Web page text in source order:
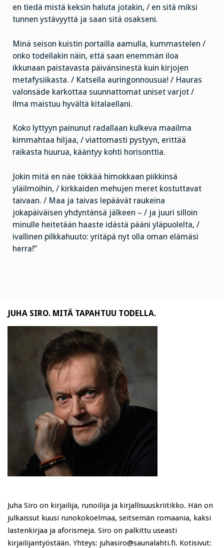
en tiedä mistä keksin haluta jotakin, / en sitä miksi
tunnen ystävyyttä ja saan sitä osakseni.
Minä seison kuistin portailla aamulla, kummastelen /
onko todellakin näin, että saan enemmän iloa
ikkunaan paistavasta päivänsinestä kuin kirjojen
metafysiikasta. / Katsella auringonnousua! / Hauras
valonsäde karkottaa suunnattomat uniset varjot /
ilma maistuu hyvältä kitalaellani.
Koko lyttyyn painunut radallaan kulkeva maailma
kimmahtaa hiljaa, / viattomasti pystyyn, erittää
raikasta huurua, kääntyy kohti horisonttia.
Jokin mitä en näe tökkää himokkaan piikkinsä
yläilmoihin, / kirkkaiden mehujen meret kostuttavat
taivaan. / Maa ja taivas lepäävät raukeina
jokapäiväisen yhdyntänsä jälkeen – / ja juuri silloin
minulle heitetään haaste idästä pääni yläpuolelta, /
ivallinen pilkkahuuto: yritäpä nyt olla oman elämäsi
herra!”
JUHA SIRO. MITÄ TAPAHTUU TODELLA.
Juha Siro on kirjailija, runoilija ja kirjallisuuskriitikko. Hän on
julkaissut kuusi runokokoelmaa, seitsemän romaania, kaksi
lastenkirjaa ja aforismeja. Siro on palkittu useasti
kirjailijantyöstään. Yhteys: juhasiro@saunalahti.fi. Kotisivut: